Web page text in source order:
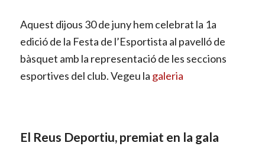
Aquest dijous 30 de juny hem celebrat la 1a
edició de la Festa de l’Esportista al pavelló de
bàsquet amb la representació de les seccions
esportives del club. Vegeu la galeria
El Reus Deportiu, premiat en la gala